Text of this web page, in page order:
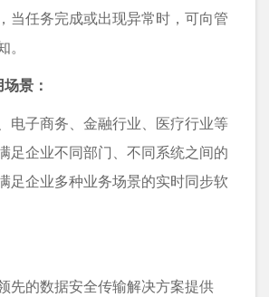
当任务完成或出现异常时，可向管
景：
电子商务、金融行业、医疗行业等
足企业不同部门、不同系统之间的
足企业多种业务场景的实时同步软
先的数据安全传输解决方案提供